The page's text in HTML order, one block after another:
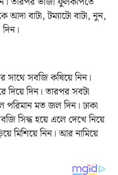
বাটা, টম্যাটো বাটা, নুন,
সবজি কষিয়ে নিন।
দিয়ে দিন। তারপর সবটা
পরিমান মত জল দিন। ঢাকা
সিদ্ধ হয়ে এলে দেখে নিয়ে
মিশিয়ে নিন। আর নামিয়ে